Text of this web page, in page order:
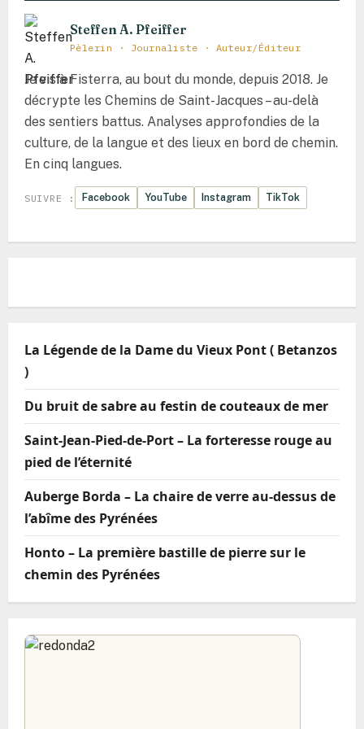
Estella-Lizarra – La noble beauté sur l’Ega
rugissant
Estorde – La promesse émeraude entre les
marées
Ferreiros – Le cœur battant au seuil des cent
kilomètres
Fillobal – Le refuge de pierre dans le giron
ombragé de la vallée de l’Oribio
Fisterra et le ‘Faro de Fisterra’
glacée sur la crête de la Galice
grande montagne
Frómista – Le manifeste de pierre de la
perfection sur un ruban d’eau
Fuentes Sidres Albergue – Le refuge de verre
des pionniers de la Meseta
Fuentesnuevas – Le seuil fertile entre la
splendeur des Templiers et la mer de vin
Furelos – La porte de pierre vers
Steffen A. Pfeiffer
Pèlerin · Journaliste · Auteur/Éditeur
Je vis à Fisterra, au bout du monde, depuis 2018. Je
décrypte les Chemins de Saint-Jacques – au-delà
des sentiers battus. Analyses approfondies de la
culture, de la langue et des lieux en bord de chemin.
En cinq langues.
SUIVRE : Facebook YouTube Instagram TikTok
La Légende de la Dame du Vieux Pont ( Betanzos
)
Du bruit de sabre au festin de couteaux de mer
Saint-Jean-Pied-de-Port – La forteresse rouge au
pied de l’éternité
Auberge Borda – La chaire de verre au-dessus de
l’abîme des Pyrénées
Honto – La première bastille de pierre sur le
chemin des Pyrénées